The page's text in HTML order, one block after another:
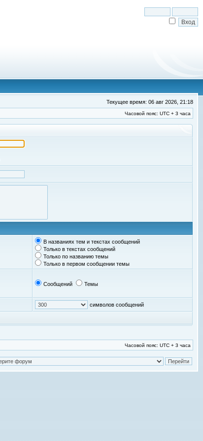
Текущее время: 06 авг 2026, 21:18
Часовой пояс: UTC + 3 часа
В названиях тем и текстах сообщений
Только в текстах сообщений
Только по названию темы
Только в первом сообщении темы
Сообщений Темы
символов сообщений
Часовой пояс: UTC + 3 часа